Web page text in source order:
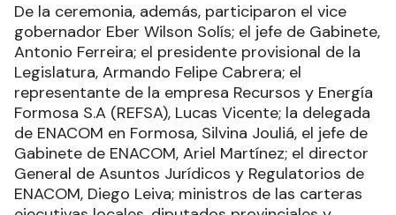
De la ceremonia, además, participaron el vice
gobernador Eber Wilson Solís; el jefe de Gabinete,
Antonio Ferreira; el presidente provisional de la
Legislatura, Armando Felipe Cabrera; el
representante de la empresa Recursos y Energía
Formosa S.A (REFSA), Lucas Vicente; la delegada
de ENACOM en Formosa, Silvina Jouliá, el jefe de
Gabinete de ENACOM, Ariel Martínez; el director
General de Asuntos Jurídicos y Regulatorios de
ENACOM, Diego Leiva; ministros de las carteras